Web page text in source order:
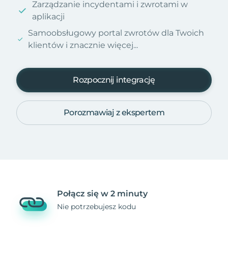
Zarządzanie incydentami i zwrotami w
aplikacji
Samoobsługowy portal zwrotów dla Twoich
klientów i znacznie więcej...
Rozpocznij integrację
Porozmawiaj z ekspertem
Połącz się w 2 minuty
Nie potrzebujesz kodu